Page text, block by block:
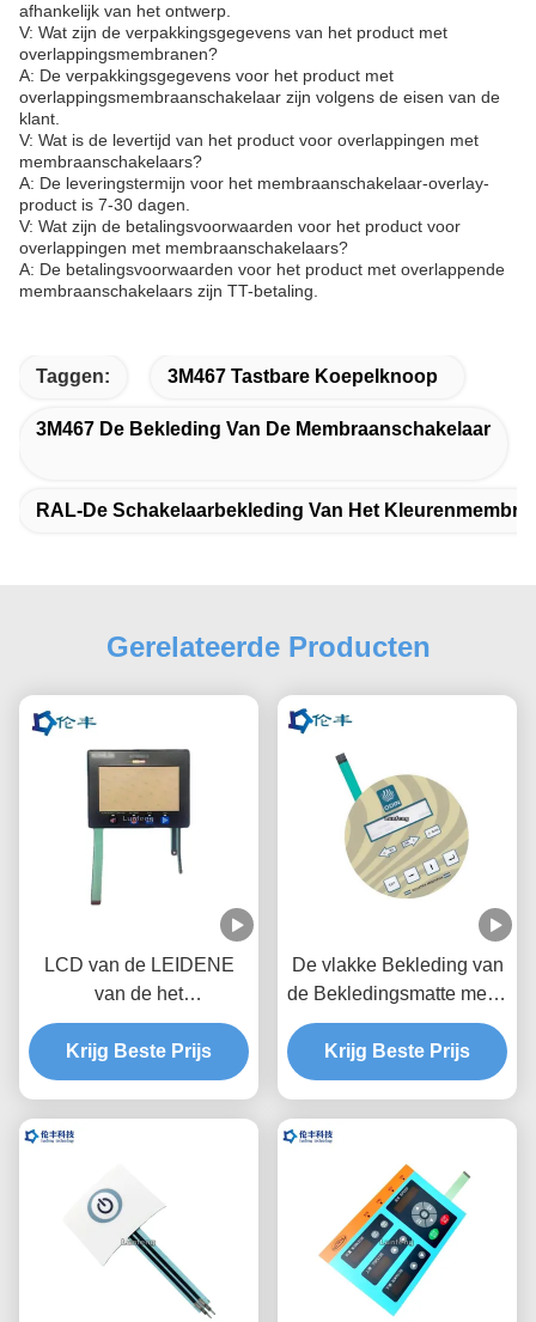
afhankelijk van het ontwerp.
V: Wat zijn de verpakkingsgegevens van het product met
overlappingsmembranen?
A: De verpakkingsgegevens voor het product met
overlappingsmembraanschakelaar zijn volgens de eisen van de
klant.
V: Wat is de levertijd van het product voor overlappingen met
membraanschakelaars?
A: De leveringstermijn voor het membraanschakelaar-overlay-
product is 7-30 dagen.
V: Wat zijn de betalingsvoorwaarden voor het product voor
overlappingen met membraanschakelaars?
A: De betalingsvoorwaarden voor het product met overlappende
membraanschakelaars zijn TT-betaling.
Taggen: 3M467 Tastbare Koepelknoop
3M467 De Bekleding Van De Membraanschakelaar
RAL-De Schakelaarbekleding Van Het
Gerelateerde Producten
LCD van de LEIDENE
van de het
Membraanschakelaar
Beveiligingslaag de
Bekledings Grafische
Krijg Beste Prijs
De vlakke Bekleding van
de Bekledingsmatte metal
dome touch panel van de
Membraanschakelaar
Krijg Beste Prijs